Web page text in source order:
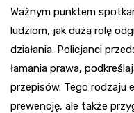
Ważnym punktem
ludziom, jak dużą rolę
działania. Policjanci
łamania prawa,
przepisów. Tego rodzaju
prewencję, ale także